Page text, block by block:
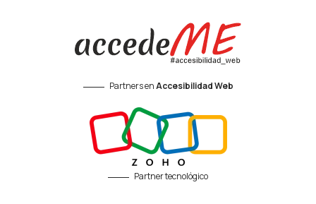
Partners enAccesibilidad Web
Partner tecnológico